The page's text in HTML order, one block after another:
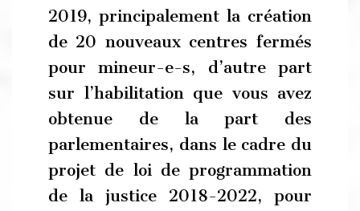
2019, principalement la création
de 20 nouveaux centres fermés
pour mineur-e-s, d’autre part
sur l’habilitation que vous avez
obtenue de la part des
parlementaires, dans le cadre du
projet de loi de programmation
de la justice 2018-2022, pour